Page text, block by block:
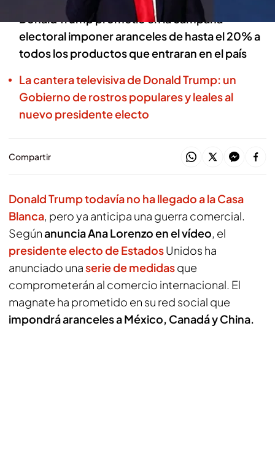
Donald Trump prometió en la campaña
electoral imponer aranceles de hasta el 20% a
todos los productos que entraran en el país
La cantera televisiva de Donald Trump: un
Gobierno de rostros populares y leales al
nuevo presidente electo
Compartir
Donald Trump todavía no ha llegado a la Casa
Blanca, pero ya anticipa una guerra comercial.
Segúnanuncia Ana Lorenzo en el vídeo, el
presidente electo de EstadosUnidos ha
anunciado unaserie de medidasque
comprometerán al comercio internacional. El
magnate ha prometido en su red social que
impondrá aranceles a México, Canadá y China.